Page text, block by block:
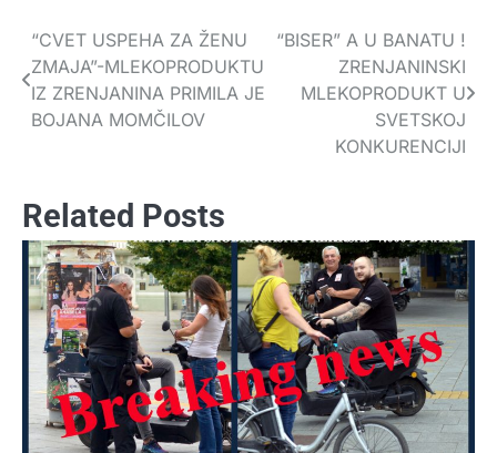
Navigacija
članaka
“CVET USPEHA ZA ŽENU
ZMAJA”-MLEKOPRODUKTU
IZ ZRENJANINA PRIMILA JE
BOJANA MOMČILOV
“BISER” A U BANATU !
ZRENJANINSKI
MLEKOPRODUKT U
SVETSKOJ
KONKURENCIJI
Related Posts